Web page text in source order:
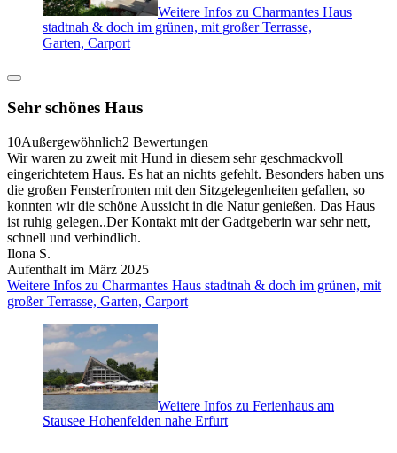
Weitere Infos zu Charmantes Haus
stadtnah & doch im grünen, mit großer Terrasse,
Garten, Carport
Sehr schönes Haus
10Außergewöhnlich2 Bewertungen
Wir waren zu zweit mit Hund in diesem sehr geschmackvoll
eingerichtetem Haus. Es hat an nichts gefehlt. Besonders haben uns
die großen Fensterfronten mit den Sitzgelegenheiten gefallen, so
konnten wir die schöne Aussicht in die Natur genießen. Das Haus
ist ruhig gelegen..Der Kontakt mit der Gadtgeberin war sehr nett,
schnell und verbindlich.
Ilona S.
Aufenthalt im März 2025
Weitere Infos zu Charmantes Haus stadtnah & doch im grünen, mit
großer Terrasse, Garten, Carport
Weitere Infos zu Ferienhaus am
Stausee Hohenfelden nahe Erfurt